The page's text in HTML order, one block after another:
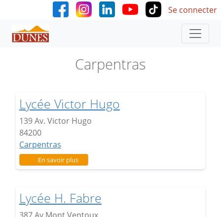
Aller au contenu principal User
Se connecter
Carpentras
Lycée Victor Hugo
139 Av. Victor Hugo
84200
Carpentras
En savoir plussur Lycée Victor Hugo
Lycée H. Fabre
387 Av Mont Ventoux.